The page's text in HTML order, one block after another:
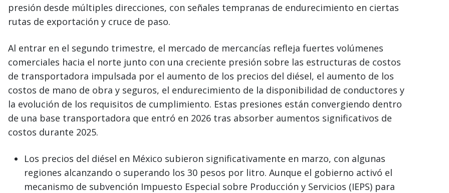
presión desde múltiples direcciones, con señales tempranas de endurecimiento en ciertas
rutas de exportación y cruce de paso.
Al entrar en el segundo trimestre, el mercado de mercancías refleja fuertes volúmenes
comerciales hacia el norte junto con una creciente presión sobre las estructuras de costos
de transportadora impulsada por el aumento de los precios del diésel, el aumento de los
costos de mano de obra y seguros, el endurecimiento de la disponibilidad de conductores y
la evolución de los requisitos de cumplimiento. Estas presiones están convergiendo dentro
de una base transportadora que entró en 2026 tras absorber aumentos significativos de
costos durante 2025.
Los precios del diésel en México subieron significativamente en marzo, con algunas
regiones alcanzando o superando los 30 pesos por litro. Aunque el gobierno activó el
mecanismo de subvención Impuesto Especial sobre Producción y Servicios (IEPS) para